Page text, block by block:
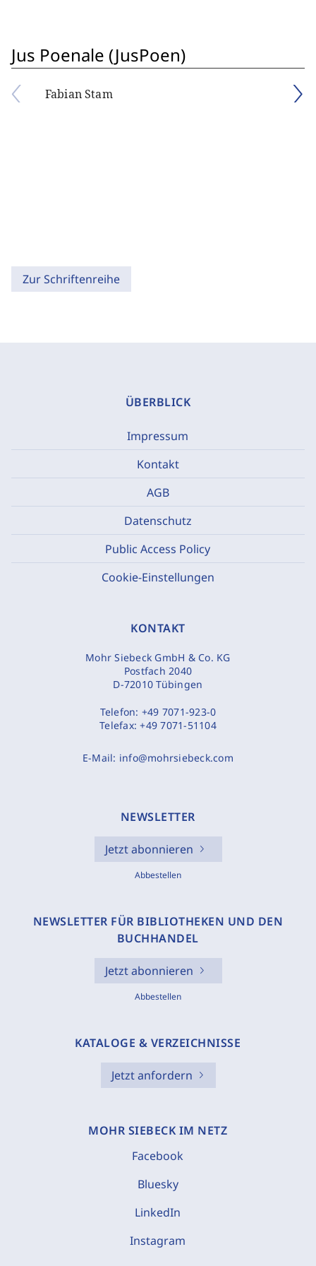
Jus Poenale (JusPoen)
Fabian Stam
Zur Schriftenreihe
ÜBERBLICK
Impressum
Kontakt
AGB
Datenschutz
Public Access Policy
Cookie-Einstellungen
KONTAKT
Mohr Siebeck GmbH & Co. KG
Postfach 2040
D-72010 Tübingen
Telefon: +49 7071-923-0
Telefax:+49 7071-51104
E-Mail: info@mohrsiebeck.com
NEWSLETTER
Jetzt abonnieren
Abbestellen
NEWSLETTER FÜR BIBLIOTHEKEN UND DEN
BUCHHANDEL
Jetzt abonnieren
Abbestellen
KATALOGE & VERZEICHNISSE
Jetzt anfordern
MOHR SIEBECK IM NETZ
Facebook
Bluesky
LinkedIn
Instagram